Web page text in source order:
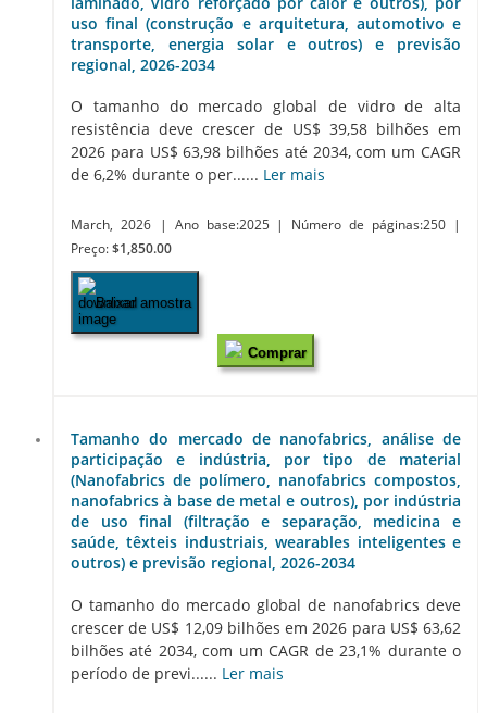
uso final (construção e arquitetura, automotivo e
transporte, energia solar e outros) e previsão
regional, 2026-2034
O tamanho do mercado global de vidro de alta
resistência deve crescer de US$ 39,58 bilhões em
2026 para US$ 63,98 bilhões até 2034, com um CAGR
de 6,2% durante o per...... Ler mais
March, 2026 | Ano base:2025 | Número de páginas:250
|
Preço: $1,850.00
Baixar amostra
Comprar
Tamanho do mercado de nanofabrics, análise de
participação e indústria, por tipo de material
(Nanofabrics de polímero, nanofabrics compostos,
nanofabrics à base de metal e outros), por indústria
de uso final (filtração e separação, medicina e
saúde, têxteis industriais, wearables inteligentes e
outros) e previsão regional, 2026-2034
O tamanho do mercado global de nanofabrics deve
crescer de US$ 12,09 bilhões em 2026 para US$ 63,62
bilhões até 2034, com um CAGR de 23,1% durante o
período de previ...... Ler mais